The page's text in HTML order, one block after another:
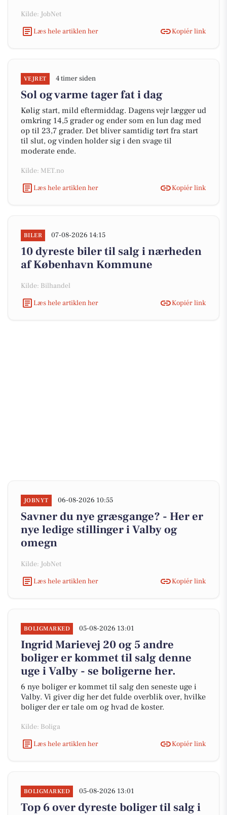
Kilde: JobNet
Læs hele artiklen her
Kopiér link
VEJRET 4 timer siden
Sol og varme tager fat i dag
Kølig start, mild eftermiddag. Dagens vejr lægger ud
omkring 14,5 grader og ender som en lun dag med
op til 23,7 grader. Det bliver samtidig tørt fra start
til slut, og vinden holder sig i den svage til
moderate ende.
Kilde: MET.no
Læs hele artiklen her
Kopiér link
BILER 07-08-2026 14:15
10 dyreste biler til salg i nærheden
af København Kommune
Kilde: Bilhandel
Læs hele artiklen her
Kopiér link
JOBNYT 06-08-2026 10:55
Savner du nye græsgange? - Her er
nye ledige stillinger i Valby og
omegn
Kilde: JobNet
Læs hele artiklen her
Kopiér link
BOLIGMARKED 05-08-2026 13:01
Ingrid Marievej 20 og 5 andre
boliger er kommet til salg denne
uge i Valby - se boligerne her.
6 nye boliger er kommet til salg den seneste uge i
Valby. Vi giver dig her det fulde overblik over, hvilke
boliger der er tale om og hvad de koster.
Kilde: Boliga
Læs hele artiklen her
Kopiér link
BOLIGMARKED 05-08-2026 13:01
Top 6 over dyreste boliger til salg i